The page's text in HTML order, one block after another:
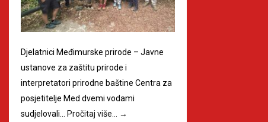
Djelatnici Međimurske prirode – Javne
ustanove za zaštitu prirode i
interpretatori prirodne baštine Centra za
posjetitelje Med dvemi vodami
sudjelovali… Pročitaj više… →